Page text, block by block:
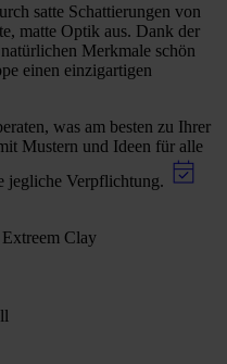
satte Schattierungen von
matte Optik aus. Dank der
Merkmale schön
einen einzigartigen
was am besten zu Ihrer
Mustern und Ideen für alle
jegliche Verpflichtung.
Clay